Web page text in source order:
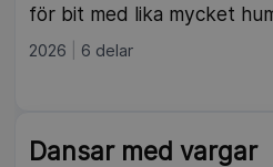
för bit med lika mycket
2026 6 delar
Dansar med vargar